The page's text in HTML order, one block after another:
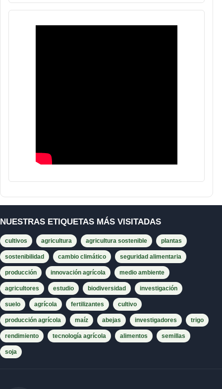
NUESTRAS ETIQUETAS MÁS VISITADAS
cultivos agricultura agricultura sostenible plantas
sostenibilidad cambio climático seguridad alimentaria
producción innovación agrícola medio ambiente
agricultores estudio biodiversidad investigación
suelo agrícola fertilizantes cultivo
producción agrícola maíz abejas investigadores trigo
rendimiento tecnología agrícola alimentos semillas
soja